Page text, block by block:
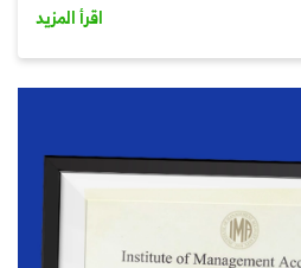
اقرأ المزيد